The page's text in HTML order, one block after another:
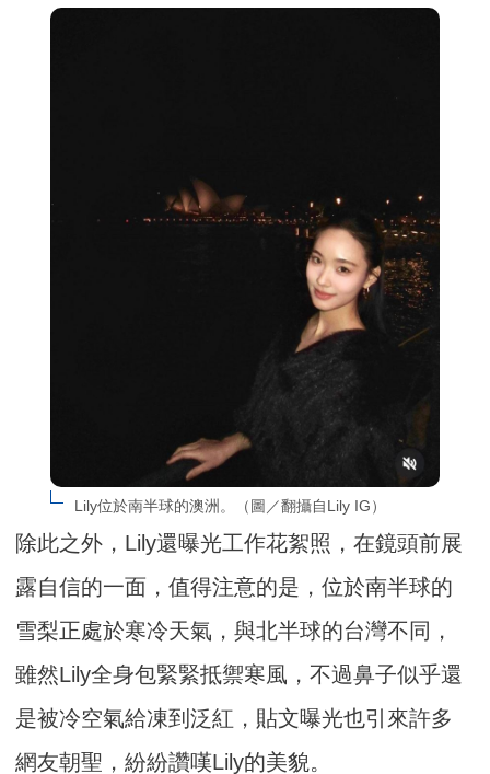
Lily位於南半球的澳洲。（圖／翻攝自Lily IG）
除此之外，Lily還曝光工作花絮照，在鏡頭前展
露自信的一面，值得注意的是，位於南半球的
雪梨正處於寒冷天氣，與北半球的台灣不同，
雖然Lily全身包緊緊抵禦寒風，不過鼻子似乎還
是被冷空氣給凍到泛紅，貼文曝光也引來許多
網友朝聖，紛紛讚嘆Lily的美貌。